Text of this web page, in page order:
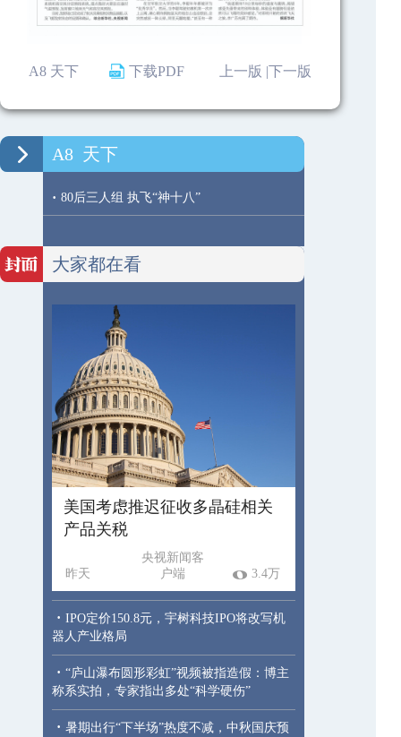
A8 天下 下载PDF 下一版
上一版 |
A8 天下
· 80后三人组 执飞“神十八”
大家都在看
美国考虑推迟征收多晶硅相关
产品关税
昨天
央视新闻客
户端
3.4万
· IPO定价150.8元，宇树科技IPO将改写机
器人产业格局
· “庐山瀑布圆形彩虹”视频被指造假：博主
称系实拍，专家指出多处“科学硬伤”
· 暑期出行“下半场”热度不减，中秋国庆预